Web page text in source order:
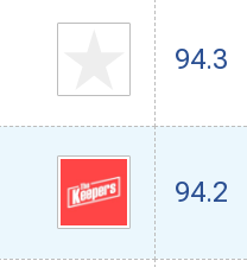
94.3
94.2